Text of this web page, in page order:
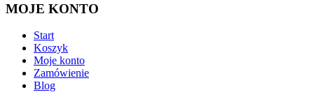
MOJE KONTO
Start
Koszyk
Moje konto
Zamówienie
Blog